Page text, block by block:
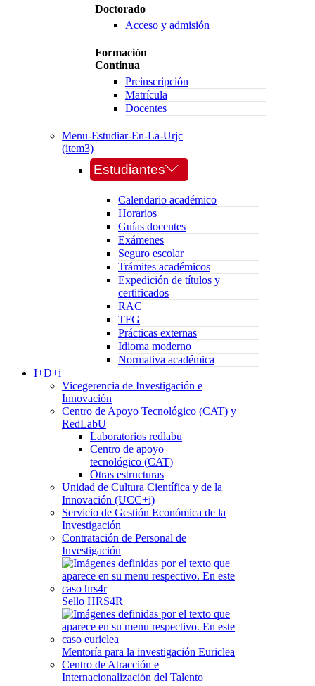
Doctorado
Acceso y admisión
Formación
Continua
Preinscripción
Matrícula
Docentes
Menu-Estudiar-En-La-Urjc
(item3)
Estudiantes
Calendario académico
Horarios
Guías docentes
Exámenes
Seguro escolar
Trámites académicos
Expedición de títulos y
certificados
RAC
TFG
Prácticas externas
Idioma moderno
Normativa académica
I+D+i
Vicegerencia de Investigación e
Innovación
Centro de Apoyo Tecnológico (CAT) y
RedLabU
Laboratorios redlabu
Centro de apoyo
tecnológico (CAT)
Otras estructuras
Unidad de Cultura Científica y de la
Innovación (UCC+i)
Servicio de Gestión Económica de la
Investigación
Contratación de Personal de
Investigación
Sello HRS4R
Mentoría para la investigación Euriclea
Centro de Atracción e
Internacionalización del Talento